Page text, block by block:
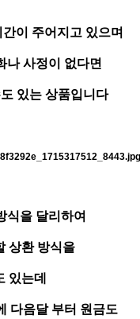
이 주어지고 있으며
나 사정이 없다면
있는 상품입니다
식을 달리하여
상환 방식을
있는데
다음달 부터 원금도